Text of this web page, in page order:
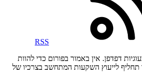
RSS
דפדפן. אין באמור בפורום כדי להוות
תחליף לייעוץ השקעות המתחשב בצרכיו של